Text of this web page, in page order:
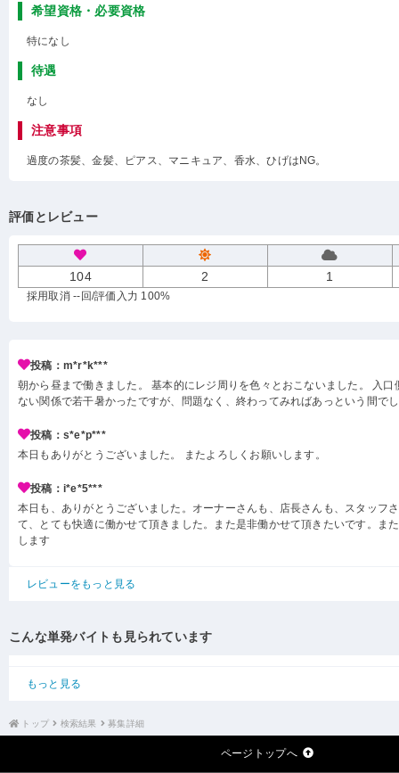
希望資格・必要資格
特になし
待遇
なし
注意事項
過度の茶髪、金髪、ピアス、マニキュア、香水、ひげはNG。
評価とレビュー
104 2 1
採用取消 --回/評価入力 100%
投稿：m*r*k***
朝から昼まで働きました。 基本的にレジ周りを色々とおこないました。 入口
ない関係で若干暑かったですが、問題なく、終わってみればあっという間で
投稿：s*e*p***
本日もありがとうございました。 またよろしくお願いします。
投稿：i*e*5***
本日も、ありがとうございました。オーナーさんも、店長さんも、スタッフ
て、とても快適に働かせて頂きました。また是非働かせて頂きたいです。ま
します
レビューをもっと見る
こんな単発バイトも見られています
もっと見る
トップ 検索結果 募集詳細
ページトップへ